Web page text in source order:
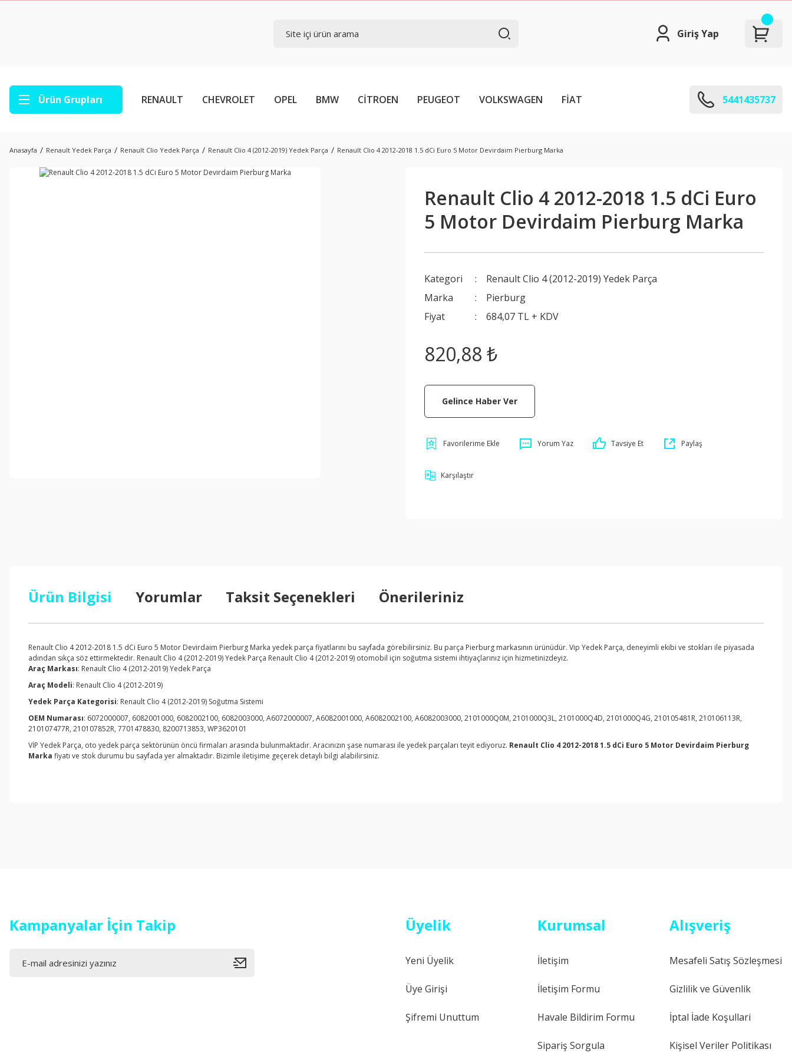
Giriş Yap
Ürün Grupları RENAULT CHEVROLET OPEL BMW CİTROEN PEUGEOT VOLKSWAGEN FİAT 5441435737
Anasayfa Renault Yedek Parça Renault Clio Yedek Parça Renault Clio 4 (2012-2019) Yedek Parça Renault Clio 4 2012-2018 1.5 dCi Euro 5 Motor Devirdaim Pierburg Marka
Renault Clio 4 2012-2018 1.5 dCi Euro
5 Motor Devirdaim Pierburg Marka
Kategori
Renault Clio 4 (2012-2019) Yedek Parça
Marka
Pierburg
Fiyat
684,07 TL + KDV
820,88 ₺
Gelince Haber Ver
Yorum Yaz Tavsiye Et Paylaş
Karşılaştır
Ürün Bilgisi Yorumlar Taksit Seçenekleri Önerileriniz
Renault Clio 4 2012-2018 1.5 dCi Euro 5 Motor Devirdaim Pierburg Marka yedek parça fiyatlarını bu sayfada görebilirsiniz. Bu parça Pierburg markasının ürünüdür. Vip Yedek Parça, deneyimli ekibi ve stokları ile piyasada
adından sıkça söz ettirmektedir. Renault Clio 4 (2012-2019) Yedek Parça Renault Clio 4 (2012-2019) otomobil için soğutma sistemi ihtiyaçlarınız için hizmetinizdeyiz.
Araç Markası: Renault Clio 4 (2012-2019) Yedek Parça
Araç Modeli: Renault Clio 4 (2012-2019)
Yedek Parça Kategorisi: Renault Clio 4 (2012-2019) Soğutma Sistemi
OEM Numarası: 6072000007, 6082001000, 6082002100, 6082003000, A6072000007, A6082001000, A6082002100, A6082003000, 2101000Q0M, 2101000Q3L, 2101000Q4D, 2101000Q4G, 210105481R, 210106113R,
210107477R, 210107852R, 7701478830, 8200713853, WP3620101
VİP Yedek Parça, oto yedek parça sektörünün öncü firmaları arasında bulunmaktadır. Aracınızın şase numarası ile yedek parçaları teyit ediyoruz. Renault Clio 4 2012-2018 1.5 dCi Euro 5 Motor Devirdaim Pierburg
Marka fiyatı ve stok durumu bu sayfada yer almaktadır. Bizimle iletişime geçerek detaylı bilgi alabilirsiniz.
Kampanyalar İçin Takip Üyelik
Yeni Üyelik
Üye Girişi
Şifremi Unuttum
Kurumsal
İletişim
İletişim Formu
Havale Bildirim Formu
Sipariş Sorgula
Alışveriş
Mesafeli Satış Sözleşmesi
Gizlilik ve Güvenlik
İptal İade Koşullari
Kişisel Veriler Politikası